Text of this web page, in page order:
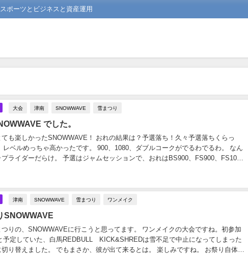
ポーツとビジネスと資産運用
大会 津南 SNOWWAVE 雪まつり
でした。
ても楽しかったSNOWWAVE！ おれの結果は？予選落ち！久々予選落ちくらっ
レベルめっちゃ高かったです。 900、1080、ダブルコークがでるわでるわ。 なん
ライダーだらけ。 予選はジャムセッションで、おれはBS900、FS900、FS1080
津南 SNOWWAVE 雪まつり ワンメイク
SNOWWAVE
りの、SNOWWAVEに行こうと思ってます。 ワンメイクの大会ですね。初参加
予定していた、白馬REDBULL KICK&SHREDは雪不足で中止になってしまった
り替えました。 でもまさか、彼が出て来るとは。 楽しみですね。 お祭り自体